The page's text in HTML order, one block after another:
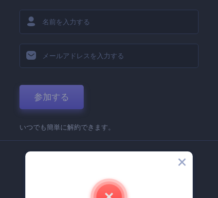
参加する
いつでも簡単に解約できます。
Renderforest 企業情報
お問い合わせ